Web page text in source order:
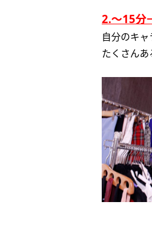
2.～15
自分のキャ
たくさん